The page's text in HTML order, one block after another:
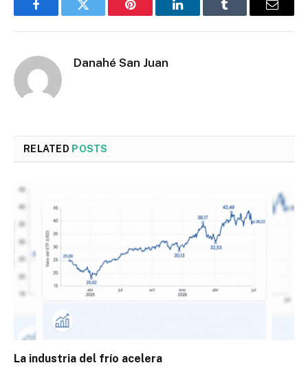
FacebookTwitter Pinterest LinkedInTumblr Email
Danahé San Juan
RELATED POSTS
La industria del frío acelera